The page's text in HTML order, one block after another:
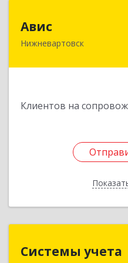
Авис
Нижневартовск
Клиентов на
628600, Ханты-
Системы учета